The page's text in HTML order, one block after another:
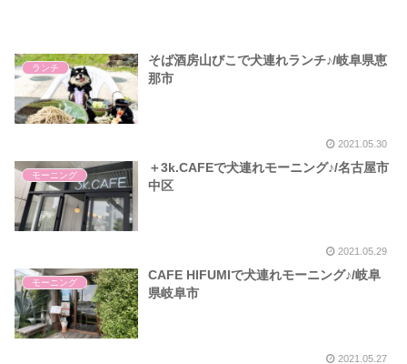
ランチ
そば酒房山びこで犬連れランチ♪/岐阜県恵
那市
2021.05.30
モーニング
＋3k.CAFEで犬連れモーニング♪/名古屋市
中区
2021.05.29
モーニング
CAFE HIFUMIで犬連れモーニング♪/岐阜
県岐阜市
2021.05.27